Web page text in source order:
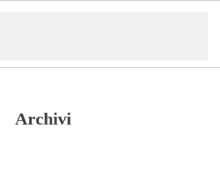
Archivi